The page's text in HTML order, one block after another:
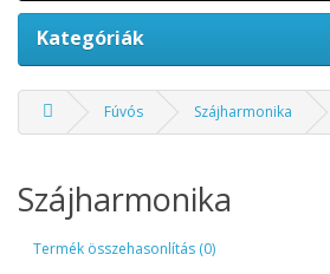
Kategóriák
Fúvós Szájharmonika
Szájharmonika
Termék összehasonlítás (0)